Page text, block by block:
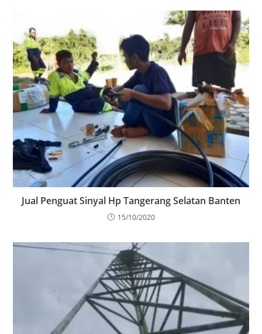
Jual Penguat Sinyal Hp Tangerang Selatan Banten
15/10/2020